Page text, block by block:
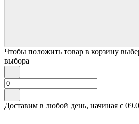
Чтобы положить товар в корзину
выбора
Доставим в любой день, начиная с